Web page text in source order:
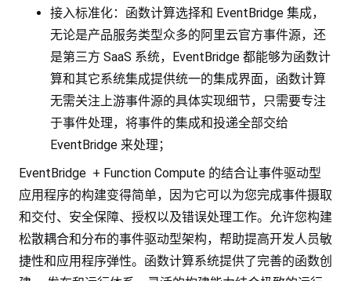
接入标准化：函数计算选择和 EventBridge 集成，
无论是产品服务类型众多的阿里云官方事件源，还
是第三方 SaaS 系统，EventBridge 都能够为函数计
算和其它系统集成提供统一的集成界面，函数计算
无需关注上游事件源的具体实现细节，只需要专注
于事件处理，将事件的集成和投递全部交给
EventBridge 来处理；
EventBridge + Function Compute 的结合让事件驱动型
应用程序的构建变得简单，因为它可以为您完成事件摄取
和交付、安全保障、授权以及错误处理工作。允许您构建
松散耦合和分布的事件驱动型架构，帮助提高开发人员敏
捷性和应用程序弹性。函数计算系统提供了完善的函数创